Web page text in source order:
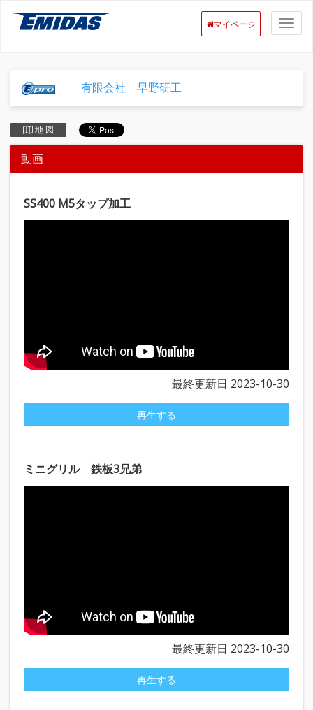
マイページ
有限会社 早野研工
地 図
動画
SS400 M5タップ加工
最終更新日 2023-10-30
再生する
ミニグリル 鉄板3兄弟
最終更新日 2023-10-30
再生する